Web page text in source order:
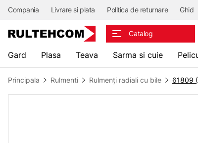
Compania Livrare si plata Politica de returnare Ghid
Catalog
Gard Plasa Teava Sarma si cuie
Principala Rulmenti Rulmenți radiali cu bile 61809